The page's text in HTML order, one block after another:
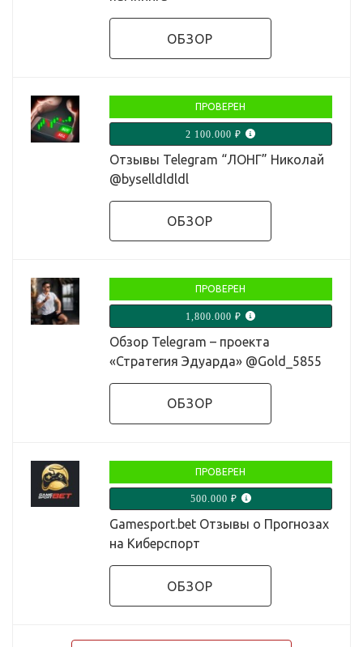
ОБЗОР
ПРОВЕРЕН
2 100.000 ₽
Отзывы Telegram “ЛОНГ” Николай
@byselldldldl
ОБЗОР
ПРОВЕРЕН
1,800.000 ₽
Обзор Telegram – проекта
«Стратегия Эдуарда» @Gold_5855
ОБЗОР
ПРОВЕРЕН
500.000 ₽
Gamesport.bet Отзывы о Прогнозах
на Киберспорт
ОБЗОР